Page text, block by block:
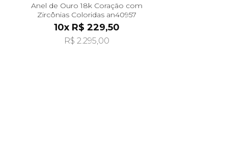
Anel de Ouro 18k Coração com
Zircônias Coloridas an40957
10x R$ 229,50
R$ 2.295,00